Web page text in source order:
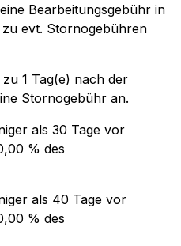
Bearbeitungsgebühr in
evt. Stornogebühren
zu 1 Tag(e) nach der
Stornogebühr an.
als 30 Tage vor
% des
als 40 Tage vor
% des